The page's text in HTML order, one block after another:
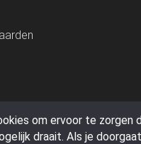
om ervoor te zorgen
draait. Als je